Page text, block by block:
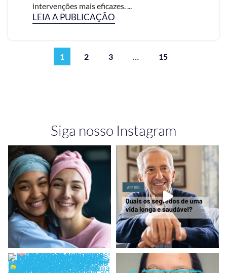
intervenções mais eficazes. ...
LEIA A PUBLICAÇÃO
1 2 3 … 15
Siga nosso Instagram